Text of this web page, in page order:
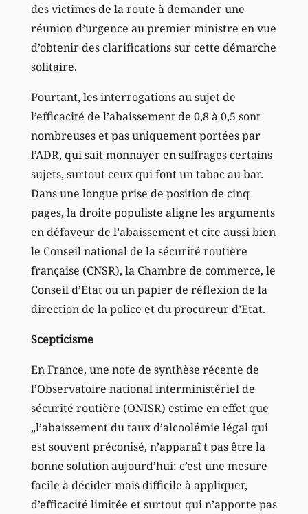
des victimes de la route à demander une
réunion d’urgence au premier ministre en vue
d’obtenir des clarifications sur cette démarche
solitaire.
Pourtant, les interrogations au sujet de
l’efficacité de l’abaissement de 0,8 à 0,5 sont
nombreuses et pas uniquement portées par
l’ADR, qui sait monnayer en suffrages certains
sujets, surtout ceux qui font un tabac au bar.
Dans une longue prise de position de cinq
pages, la droite populiste aligne les arguments
en défaveur de l’abaissement et cite aussi bien
le Conseil national de la sécurité routière
française (CNSR), la Chambre de commerce, le
Conseil d’Etat ou un papier de réflexion de la
direction de la police et du procureur d’Etat.
Scepticisme
En France, une note de synthèse récente de
l’Observatoire national interministériel de
sécurité routière (ONISR) estime en effet que
„l’abaissement du taux d’alcoolémie légal qui
est souvent préconisé, n’apparaî t pas être la
bonne solution aujourd’hui: c’est une mesure
facile à décider mais difficile à appliquer,
d’efficacité limitée et surtout qui n’apporte pas